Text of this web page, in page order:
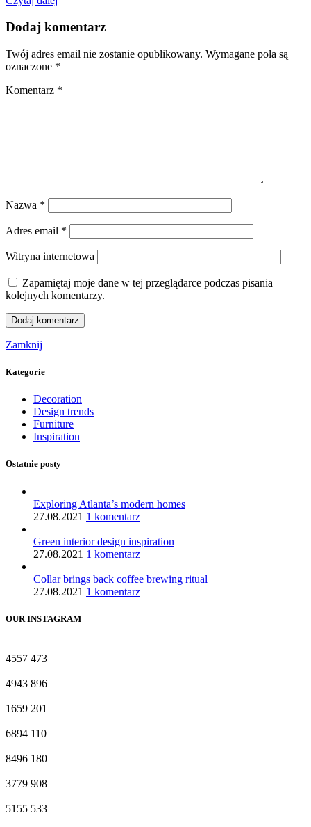
Dodaj komentarz
Twój adres email nie zostanie opublikowany. Wymagane pola są
oznaczone *
Komentarz *
Nazwa *
Adres email *
Witryna internetowa
Zapamiętaj moje dane w tej przeglądarce podczas pisania
kolejnych komentarzy.
Zamknij
Kategorie
Decoration
Design trends
Furniture
Inspiration
Ostatnie posty
Exploring Atlanta’s modern homes
27.08.2021 1 komentarz
Green interior design inspiration
27.08.2021 1 komentarz
Collar brings back coffee brewing ritual
27.08.2021 1 komentarz
OUR INSTAGRAM
4557 473
4943 896
1659 201
6894 110
8496 180
3779 908
5155 533